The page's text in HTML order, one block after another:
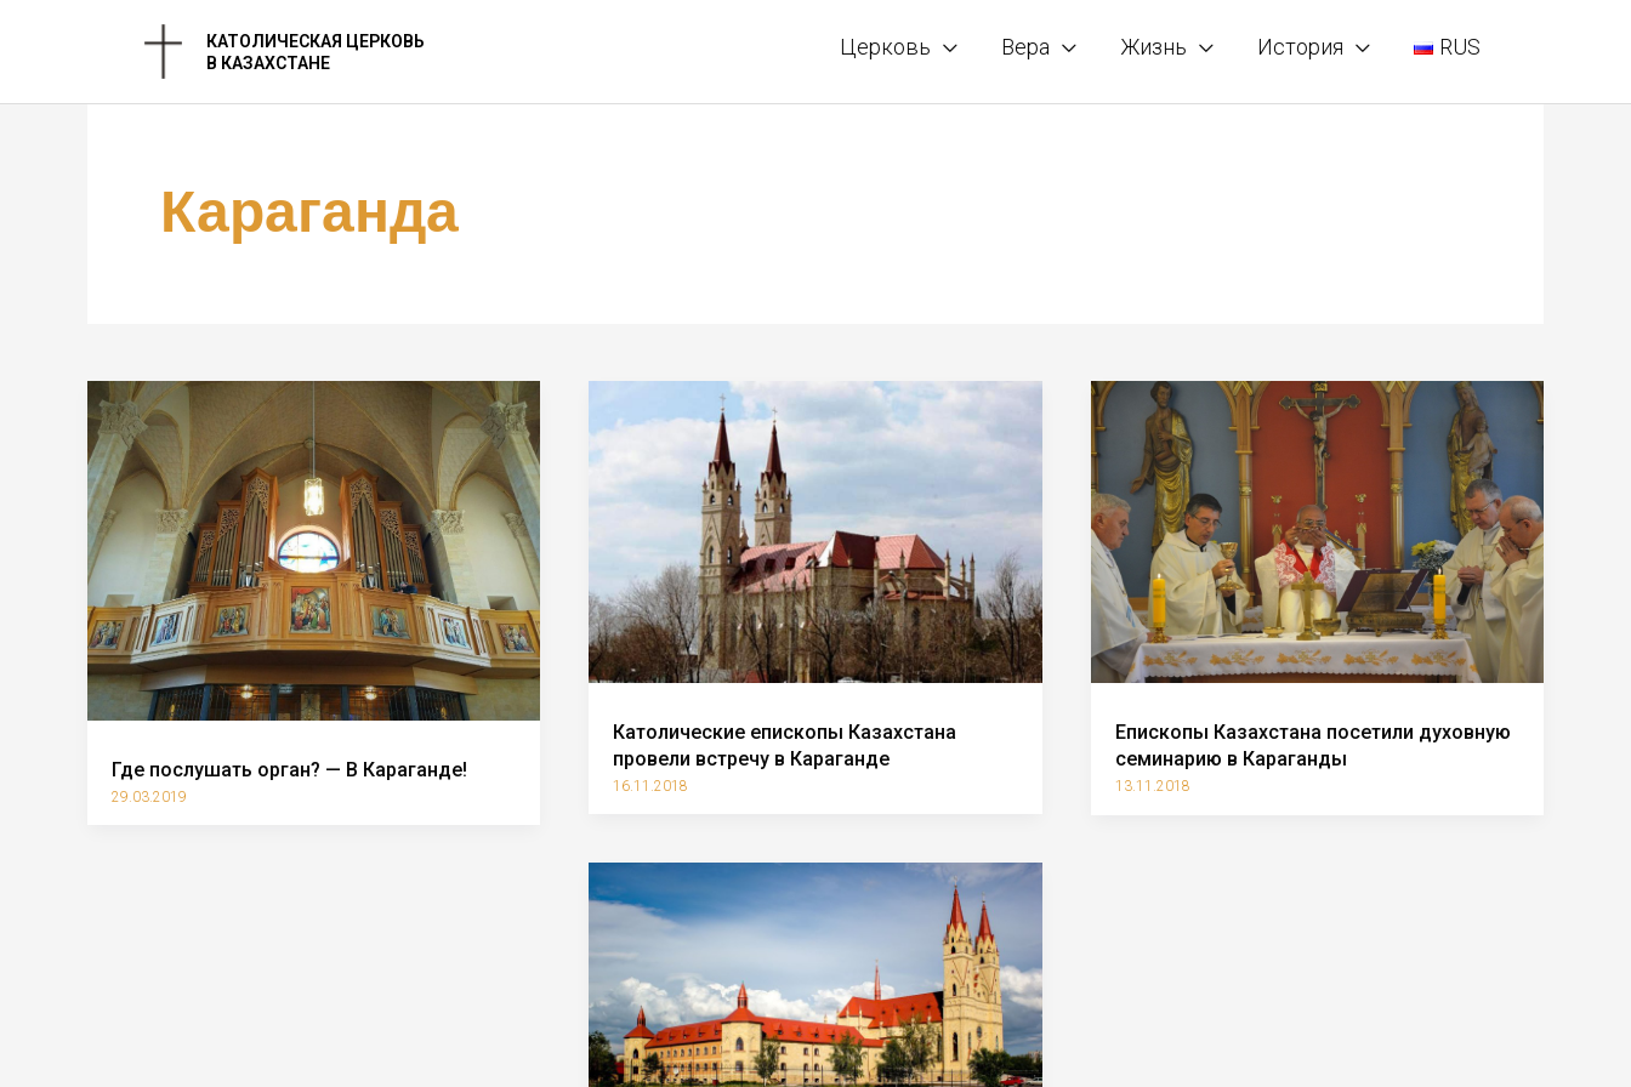
содержимому
КАТОЛИЧЕСКАЯ ЦЕРКОВЬ
В КАЗАХСТАНЕ
Церковь Вера Жизнь История RUS
Караганда
Где послушать орган? — В Караганде!
29.03.2019
Католические епископы Казахстана
провели встречу в Караганде
16.11.2018
Епископы Казахстана посетили духовную
семинарию в Караганды
13.11.2018